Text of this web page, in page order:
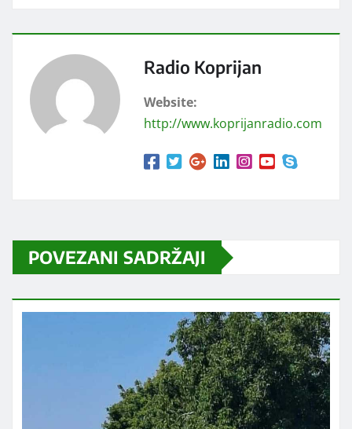
Radio Koprijan
Website:
http://www.koprijanradio.com
POVEZANI SADRŽAJI